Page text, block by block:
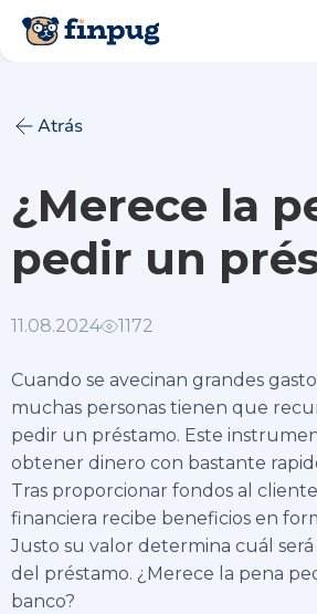
Atrás
¿Merece la
pedir un
11.08.2024 1172
Cuando se avecinan grandes
muchas personas tienen que
pedir un préstamo. Este
obtener dinero con bastante
Tras proporcionar fondos al
financiera recibe beneficios en
Justo su valor determina cuál
del préstamo. ¿Merece la pena
banco?